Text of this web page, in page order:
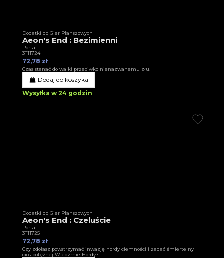
Dodatki do Gier Planszowych
Aeon's End : Bezimienni
Portal
3T11724
72,78 zł
Czas stanać do walki przeciwko nienazwanemu złu!
Dodaj do koszyka
Wysyłka w 24 godzin
Dodatki do Gier Planszowych
Aeon's End : Czeluście
Portal
3T11725
72,78 zł
Czy zdołasz powstrzymać inwazję hordy ciemności i zadać śmiertelny
cios potężnej Wiedźmie Hordy?